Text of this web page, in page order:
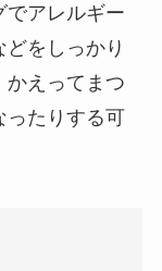
でアレルギー
をしっかり
かえってまつ
ったりする可